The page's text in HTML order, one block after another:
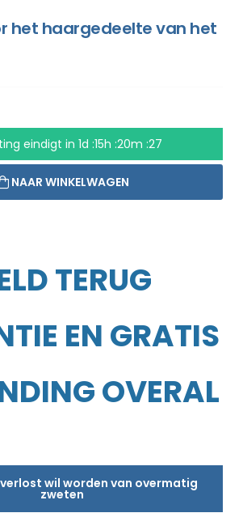
het haargedeelte van het
eindigt in 1d :15h :20m :26
NAAR WINKELWAGEN
TERUG
EN GRATIS
OVERAL
wil worden van overmatig
zweten